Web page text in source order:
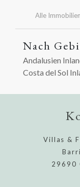
Alle Immobilien
Nach
Andalusien
Costa del Sol
Villas &
29690